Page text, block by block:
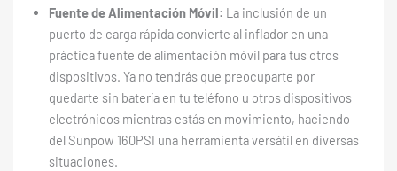
Fuente de Alimentación Móvil: La inclusión de un
puerto de carga rápida convierte al inflador en una
práctica fuente de alimentación móvil para tus otros
dispositivos. Ya no tendrás que preocuparte por
quedarte sin batería en tu teléfono u otros dispositivos
electrónicos mientras estás en movimiento, haciendo
del Sunpow 160PSI una herramienta versátil en diversas
situaciones.